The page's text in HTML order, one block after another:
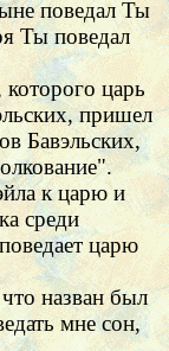
поведал Ты
Ты поведал
царь
пришел
Бавэльских,
к царю и
среди
царю
назван был
мне сон,